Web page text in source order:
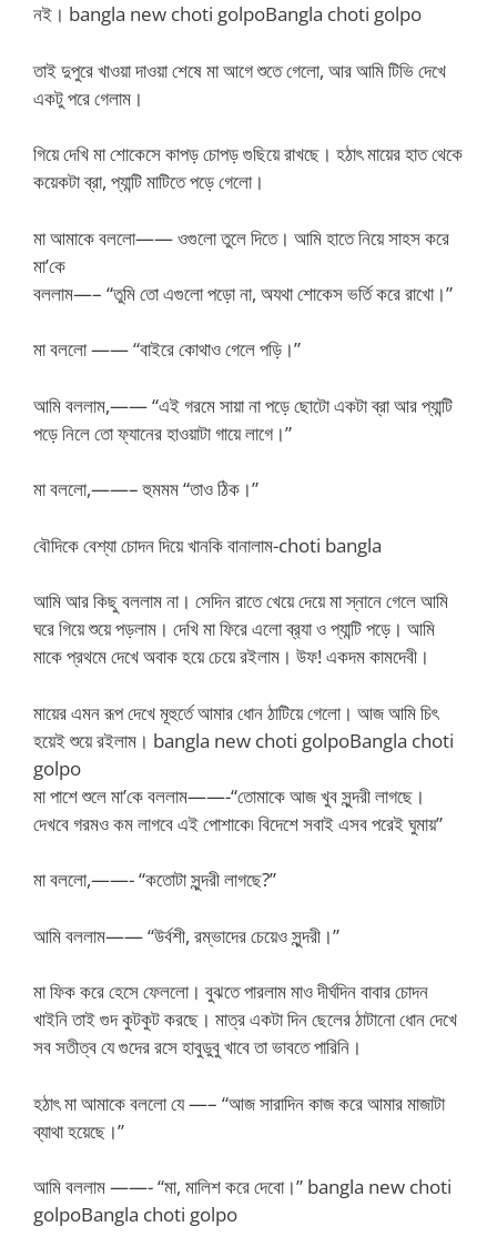
নই। bangla new choti golpoBangla choti golpo
তাই দুপুরে খাওয়া দাওয়া শেষে মা আগে শুতে গেলো, আর আমি টিভি দেখে
একটু পরে গেলাম।
গিয়ে দেখি মা শোকেসে কাপড় চোপড় গুছিয়ে রাখছে। হঠাৎ মায়ের হাত থেকে
কয়েকটা ব্রা, প্যান্টি মাটিতে পড়ে গেলো।
মা আমাকে বললো—— ওগুলো তুলে দিতে। আমি হাতে নিয়ে সাহস করে
মা’কে
বললাম—– “তুমি তো এগুলো পড়ো না, অযথা শোকেস ভর্তি করে রাখো।”
মা বললো —— “বাইরে কোথাও গেলে পড়ি।”
আমি বললাম,—— “এই গরমে সায়া না পড়ে ছোটো একটা ব্রা আর প্যান্টি
পড়ে নিলে তো ফ্যানের হাওয়াটা গায়ে লাগে।”
মা বললো,——– হুমমম “তাও ঠিক।”
বৌদিকে বেশ্যা চোদন দিয়ে খানকি বানালাম-choti bangla
আমি আর কিছু বললাম না। সেদিন রাতে খেয়ে দেয়ে মা স্নানে গেলে আমি
ঘরে গিয়ে শুয়ে পড়লাম। দেখি মা ফিরে এলো ব্র‍্যা ও প্যান্টি পড়ে। আমি
মাকে প্রথমে দেখে অবাক হয়ে চেয়ে রইলাম। উফ! একদম কামদেবী।
মায়ের এমন রূপ দেখে মূহুর্তে আমার ধোন ঠাটিয়ে গেলো। আজ আমি চিৎ
হয়েই শুয়ে রইলাম। bangla new choti golpoBangla choti
golpo
মা পাশে শুলে মা’কে বললাম——-“তোমাকে আজ খুব সুন্দরী লাগছে।
দেখবে গরমও কম লাগবে এই পোশাকে৷ বিদেশে সবাই এসব পরেই ঘুমায়”
মা বললো,——- “কতোটা সুন্দরী লাগছে?”
আমি বললাম—— “উর্বশী, রম্ভাদের চেয়েও সুন্দরী।”
মা ফিক করে হেসে ফেললো। বুঝতে পারলাম মাও দীর্ঘদিন বাবার চোদন
খাইনি তাই গুদ কুটকুট করছে। মাত্র একটা দিন ছেলের ঠাটানো ধোন দেখে
সব সতীত্ব যে গুদের রসে হাবুডুবু খাবে তা ভাবতে পারিনি।
হঠাৎ মা আমাকে বললো যে —– “আজ সারাদিন কাজ করে আমার মাজাটা
ব্যাথা হয়েছে।”
আমি বললাম ——- “মা, মালিশ করে দেবো।” bangla new choti
golpoBangla choti golpo